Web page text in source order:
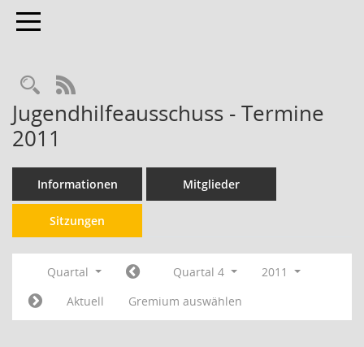
Toggle navigation
RSS-Feed
Jugendhilfeausschuss - Termine
2011
Informationen Mitglieder
Sitzungen
Quartal Quartal 4
2011
Aktuell
Gremium auswählen